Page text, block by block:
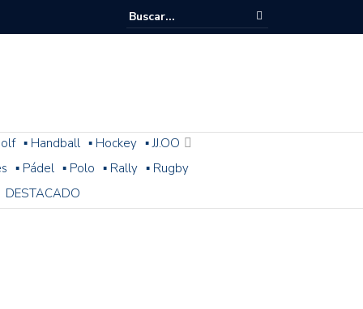
▪ Handball ▪ Hockey ▪ JJ.OO
▪ Pádel ▪ Polo ▪ Rally ▪ Rugby
DESTACADO